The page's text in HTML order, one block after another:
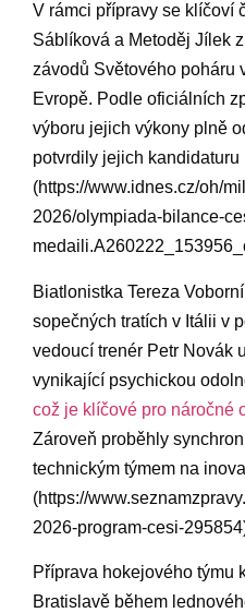
V rámci přípravy se⁣ klíčoví
Sáblíková a⁢ Metoděj Jílek
závodů⁤ Světového poháru
‌Evropě.‌ Podle oficiálních
⁣výboru ‌jejich výkony ‍plně
potvrdily jejich kandidaturu
(https://www.idnes.cz/oh/
2026/olympiada-bilance-
Biatlonistka Tereza
sopečných tratích ​v ⁤Itálii v
vedoucí trenér Petr Novák
vynikající psychickou
což je⁤ klíčové pro náročné
Zároveň proběhly
technickým⁢ týmem na
(https://
2026-program-cesi-
Příprava hokejového‍ týmu
Bratislavě během‍